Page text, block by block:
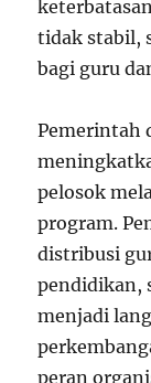
tidak stabil,
bagi guru
Pemerintah
pelosok
program.
distribusi
pendidikan,
menjadi
peran